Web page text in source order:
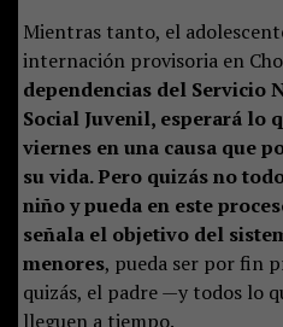
Mientras tanto, el
internación provisoria en
dependencias del Servicio
Social Juvenil, esperará lo
viernes en una causa que
su vida. Pero quizás no
niño y pueda en este
señala el objetivo del
menores, pueda ser por fin
quizás, el padre —y todos lo
lleguen a tiempo.